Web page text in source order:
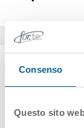
Consenso
Questo sito
18/11/2024
50,
36/2023,